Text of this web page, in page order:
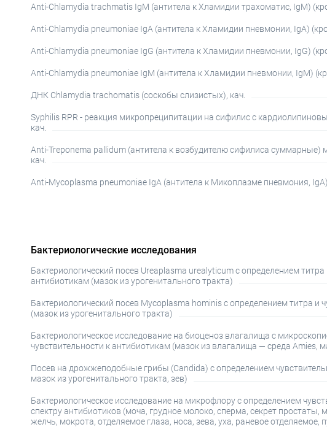
Anti-Chlamydia trachmatis IgM (антитела к Хламидии трахоматис, IgM)
Anti-Chlamydia pneumoniae IgA (антитела к Хламидии пневмонии, IgA)
Anti-Chlamydia pneumoniae IgG (антитела к Хламидии пневмонии, IgG)
Anti-Chlamydia pneumoniae IgM (антитела к Хламидии пневмонии, IgM)
ДНК Chlamydia trachomatis (соскобы слизистых), кач.
Syphilis RPR - реакция микропреципитации на сифилис с
кач.
Anti-Treponema pallidum (антитела к возбудителю сифилиса
кач.
Anti-Mycoplasma pneumoniae IgA (антитела к Микоплазме пневмония,
Бактериологические исследования
Бактериологический посев Ureaplasma urealyticum с определением титра
антибиотикам (мазок из урогенитального тракта)
Бактериологический посев Mycoplasma hominis с определением титра и
(мазок из урогенитального тракта)
Бактериологическое исследование на биоценоз влагалища с
чувствительности к антибиотикам (мазок из влагалища — среда Amies,
Посев на дрожжеподобные грибы (Candida) с определением
мазок из урогенитального тракта, зев)
Бактериологическое исследование на микрофлору с определением
спектру антибиотиков (моча, грудное молоко, сперма, секрет простаты,
желчь, мокрота, отделяемое глаза, носа, зева, уха, раневое отделяемое,